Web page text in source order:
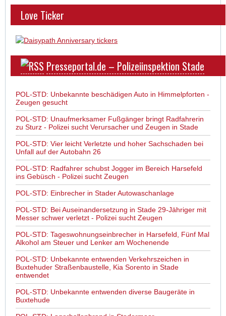
Love Ticker
Presseportal.de – Polizeiinspektion Stade
POL-STD: Unbekannte beschädigen Auto in Himmelpforten -
Zeugen gesucht
POL-STD: Unaufmerksamer Fußgänger bringt Radfahrerin
zu Sturz - Polizei sucht Verursacher und Zeugen in Stade
POL-STD: Vier leicht Verletzte und hoher Sachschaden bei
Unfall auf der Autobahn 26
POL-STD: Radfahrer schubst Jogger im Bereich Harsefeld
ins Gebüsch - Polizei sucht Zeugen
POL-STD: Einbrecher in Stader Autowaschanlage
POL-STD: Bei Auseinandersetzung in Stade 29-Jähriger mit
Messer schwer verletzt - Polizei sucht Zeugen
POL-STD: Tageswohnungseinbrecher in Harsefeld, Fünf Mal
Alkohol am Steuer und Lenker am Wochenende
POL-STD: Unbekannte entwenden Verkehrszeichen in
Buxtehuder Straßenbaustelle, Kia Sorento in Stade
entwendet
POL-STD: Unbekannte entwenden diverse Baugeräte in
Buxtehude